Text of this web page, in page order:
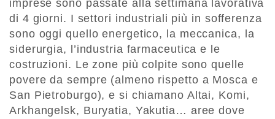
imprese sono passate alla settimana lavorativa
di 4 giorni. I settori industriali più in sofferenza
sono oggi quello energetico, la meccanica, la
siderurgia, l’industria farmaceutica e le
costruzioni. Le zone più colpite sono quelle
povere da sempre (almeno rispetto a Mosca e
San Pietroburgo), e si chiamano Altai, Komi,
Arkhangelsk, Buryatia, Yakutia… aree dove